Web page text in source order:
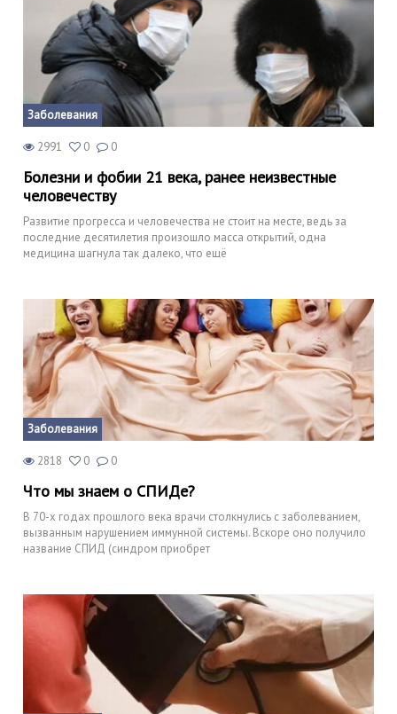
Заболевания
2991 0 0
Болезни и фобии 21 века, ранее неизвестные
человечеству
Развитие прогресса и человечества не стоит на месте, ведь за
последние десятилетия произошло масса открытий, одна
медицина шагнула так далеко, что ещё
Заболевания
2818 0 0
Что мы знаем о СПИДе?
В 70-х годах прошлого века врачи столкнулись с заболеванием,
вызванным нарушением иммунной системы. Вскоре оно получило
название СПИД (синдром приобрет